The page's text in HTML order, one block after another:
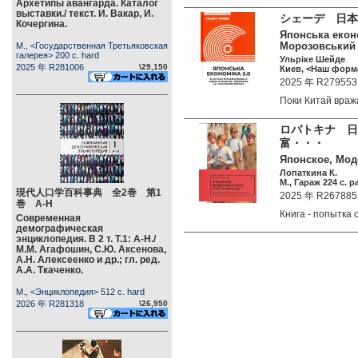
Архетипы авангарда. Каталог
выставки./ текст. И. Вакар, И.
Кочергина.
М., <Государственная Третьяковская
галерея> 200 c. hard
2025 年 R281006
\29,150
現代人口学百科事典 全2巻 第1
巻 А-Н
Современная
демографическая
энциклопедия. В 2 т. Т.1: А-Н./
М.М. Агафошин, С.Ю. Аксенова,
А.Н. Алексеенко и др.; гл. ред.
А.А. Ткаченко.
М., <Энциклопедия> 512 c. hard
2026 年 R281318
\26,950
シェーデ 日本
Японська
Морозовський
Ульріке Шейде
Киев, <Наш
2025 年 R279553
Поки Китай
ロパトキナ 日
富・・・
Японское,
Лопаткина К.
М., Гараж 224 c.
2025 年 R267885
Книга - попытка